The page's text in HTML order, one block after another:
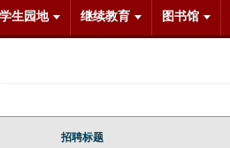
学生园地 继续教育 图书馆
招聘标题